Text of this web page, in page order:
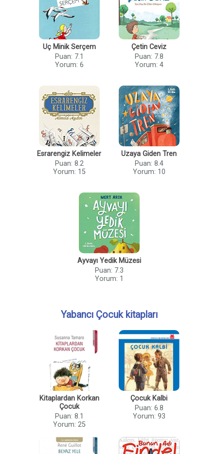
Uç Minik Serçem
Puan: 7.1
Yorum: 6
Çetin Ceviz
Puan: 7.8
Yorum: 4
Esrarengiz Kelimeler
Puan: 8.2
Yorum: 15
Uzaya Giden Tren
Puan: 8.4
Yorum: 10
Ayvayı Yedik Müzesi
Puan: 7.3
Yorum: 1
Yabancı Çocuk kitapları
Kitaplardan Korkan
Çocuk
Puan: 8.1
Yorum: 25
Çocuk Kalbi
Puan: 6.8
Yorum: 93